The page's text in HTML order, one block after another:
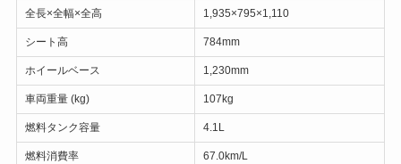
全長×全幅×全高 1,935×795×1,110
シート高 784mm
ホイールベース 1,230mm
車両重量 (kg) 107kg
燃料タンク容量 4.1L
燃料消費率 67.0km/L